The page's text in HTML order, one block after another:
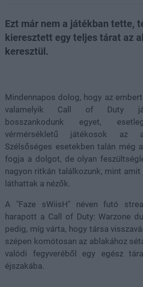
Ezt már nem a játékban tette,
kieresztett egy teljes tárat az
keresztül.
Mindennapos dolog, hogy az
valamelyik Call of Duty
bosszankodunk egyet,
vérmérsékletű játékosok az
Szélsőséges esetekben talán még
fogja a dolgot, de olyan
nagyon ritkán találkozunk, mint amit
láthattak a nézők.
A "Faze sWiisH" néven futó
harapott a Call of Duty: Warzone
pedig, míg várta, hogy társa
szépen komótosan az ablakához
valódi fegyveréből egy egész
éjszakába.